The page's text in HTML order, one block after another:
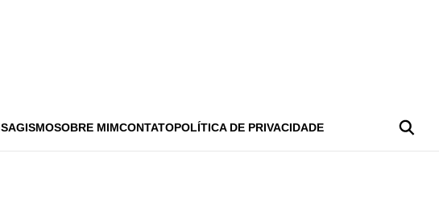
SOBRE MIMCONTATOPOLÍTICA DE PRIVACIDADE